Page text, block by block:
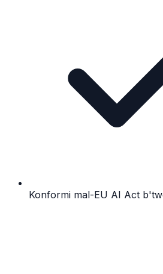
Konformi mal-EU AI Act